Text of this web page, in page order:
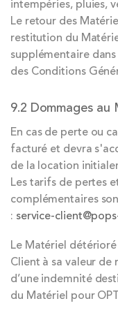
intempéries, pluies,
Le retour des
restitution du
supplémentaire
des Conditions
9.2 Dommages
En cas de perte ou
facturé et devra
de la location
Les tarifs de pertes
complémentaires
: service-
Le Matériel
Client à sa valeur
d’une indemnité
du Matériel pour